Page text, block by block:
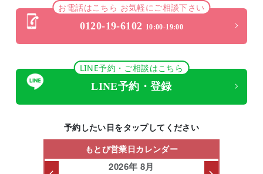
お電話はこちら お気軽にご相談下さい
0120-19-6102 10:00-19:00
LINE予約・ご相談はこちら
LINE予約・登録
予約したい日をタップしてください
もとび営業日カレンダー
2026年 8月